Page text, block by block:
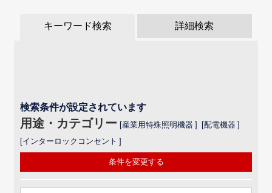
キーワード検索 詳細検索
条件を変更する
検索条件が設定されています
用途・カテゴリー 産業用特殊照明機器
配電機器
インターロックコンセント